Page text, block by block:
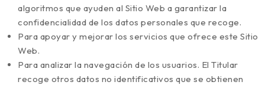
algoritmos que ayuden al Sitio Web a garantizar la
confidencialidad de los datos personales que recoge.
Para apoyar y mejorar los servicios que ofrece este Sitio
Web.
Para analizar la navegación de los usuarios. El Titular
recoge otros datos no identificativos que se obtienen